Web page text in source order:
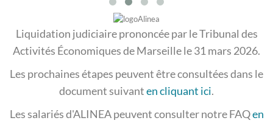
Liquidation judiciaire prononcée par le Tribunal des
Activités Économiques de Marseille le 31 mars 2026.
Les prochaines étapes peuvent être consultées dans le
document suivanten cliquant ici.
Les salariés d'ALINEA peuvent consulter notre FAQen